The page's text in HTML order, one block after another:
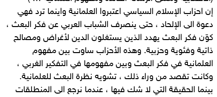
إن احزاب الإسلام السياسي اعتبروا العلمانية واينما ترد فهي
دعوة الى الإلحاد ، حتى ينصرف الشباب العربي عن فكر البعث ،
كوّن فكر البعث يهدد الذين يستغلون الدين لأغراض ومصالح
ذاتية وفئوية وحزبية. وهذه الأحزاب ساوت بين مفهوم
العلمانية في فكر البعث وبين مفهومها في التفكير الغربي ،
وكانت تقصد من وراء ذلك ، تشويه نظرة البعث للعلمانية.
بينما الحقيقة التي لا شك فيها ، عندما نرجع الى المنطلقات